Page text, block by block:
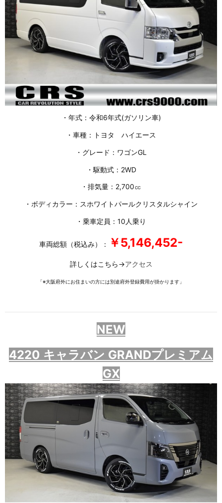
・年式：令和6年式(ガソリン車)
・車種：トヨタ ハイエース
・グレード：ワゴンGL
・駆動式：2WD
・排気量：2,700㏄
・ボディカラー：スホワイトパールクリスタルシャイン
・乗車定員：10人乗り
車両総額（税込み）： ￥5,146,452-
詳しくはこちら→アクセス
「※大阪府外にお住まいの方には別途府外登録費用が掛かります」
NEW
4220 キャラバン GRANDプレミアム
GX